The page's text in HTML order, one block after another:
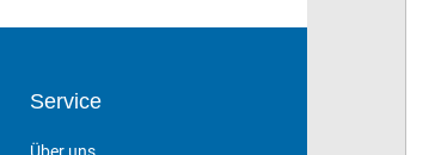
Service
Über uns